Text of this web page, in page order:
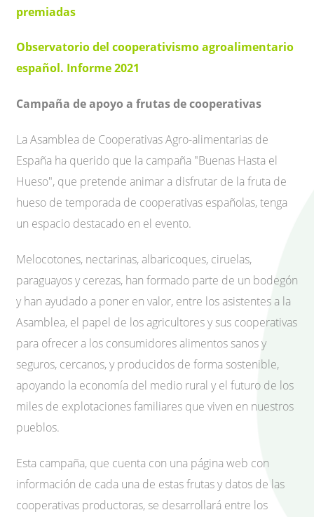
premiadas
Observatorio del cooperativismo agroalimentario
español. Informe 2021
Campaña de apoyo a frutas de cooperativas
La Asamblea de Cooperativas Agro-alimentarias de
España ha querido que la campaña "Buenas Hasta el
Hueso", que pretende animar a disfrutar de la fruta de
hueso de temporada de cooperativas españolas, tenga
un espacio destacado en el evento.
Melocotones, nectarinas, albaricoques, ciruelas,
paraguayos y cerezas, han formado parte de un bodegón
y han ayudado a poner en valor, entre los asistentes a la
Asamblea, el papel de los agricultores y sus cooperativas
para ofrecer a los consumidores alimentos sanos y
seguros, cercanos, y producidos de forma sostenible,
apoyando la economía del medio rural y el futuro de los
miles de explotaciones familiares que viven en nuestros
pueblos.
Esta campaña, que cuenta con una página web con
información de cada una de estas frutas y datos de las
cooperativas productoras, se desarrollará entre los